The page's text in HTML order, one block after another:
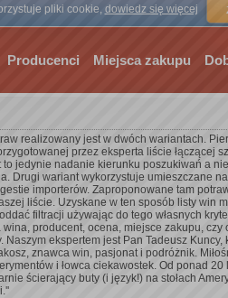
pliki cookie, dowiedz się więcej
Producenci Miejsca zakupu
realizowany jest w dwóch wariantach.
przez eksperta liście łączącej
to jedynie nadanie kierunku poszukiwań a nie
Drugi wariant wykorzystuje umieszczane na
importerów. Zaproponowane tam
liście. Uzyskane w ten sposób listy win
filtracji używając do tego własnych
wina, producent, ocena, miejsce zakupu, czy
Naszym ekspertem jest Pan Tadeusz Kuncy,
znawca win, pasjonat i podróżnik.
i łowca ciekawostek. Od ponad 20
ścierający buty (i język!) na stołach